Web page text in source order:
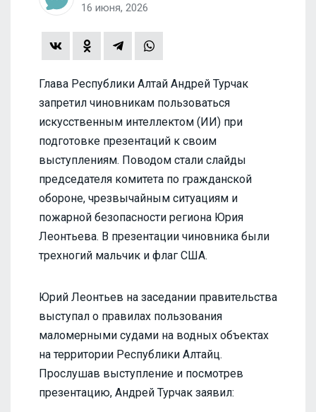
16 июня, 2026
Глава Республики Алтай Андрей Турчак
запретил чиновникам пользоваться
искусственным интеллектом (ИИ) при
подготовке презентаций к своим
выступлениям. Поводом стали слайды
председателя комитета по гражданской
обороне, чрезвычайным ситуациям и
пожарной безопасности региона Юрия
Леонтьева. В презентации чиновника были
трехногий мальчик и флаг США.
Юрий Леонтьев на заседании правительства
выступал о правилах пользования
маломерными судами на водных объектах
на территории Республики Алтайц.
Прослушав выступление и посмотрев
презентацию, Андрей Турчак заявил: